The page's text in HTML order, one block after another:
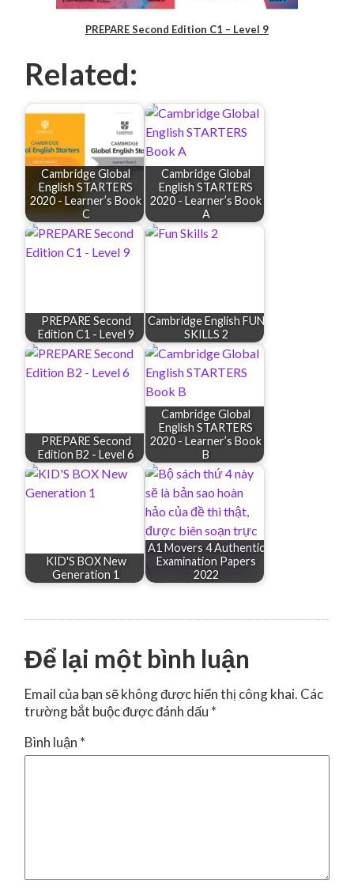
PREPARE Second Edition C1 – Level 9
Related:
Cambridge Global
English STARTERS
2020 - Learner’s Book
C
Cambridge Global
English STARTERS
2020 - Learner’s Book
A
PREPARE Second
Edition C1 - Level 9
Cambridge English FUN
SKILLS 2
PREPARE Second
Edition B2 - Level 6
Cambridge Global
English STARTERS
2020 - Learner’s Book
B
KID'S BOX New
Generation 1
A1 Movers 4 Authentic
Examination Papers
2022
Để lại một bình luận
Email của bạn sẽ không được hiển thị công khai. Các
trường bắt buộc được đánh dấu *
Bình luận *